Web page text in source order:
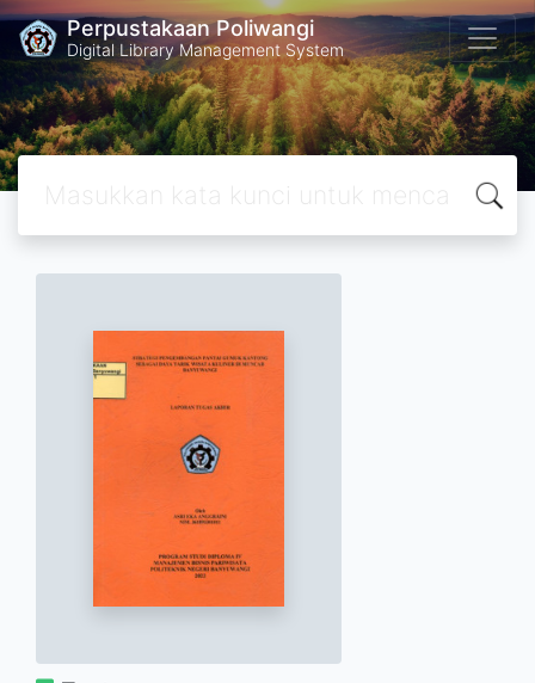
Perpustakaan Poliwangi
Digital Library Management System